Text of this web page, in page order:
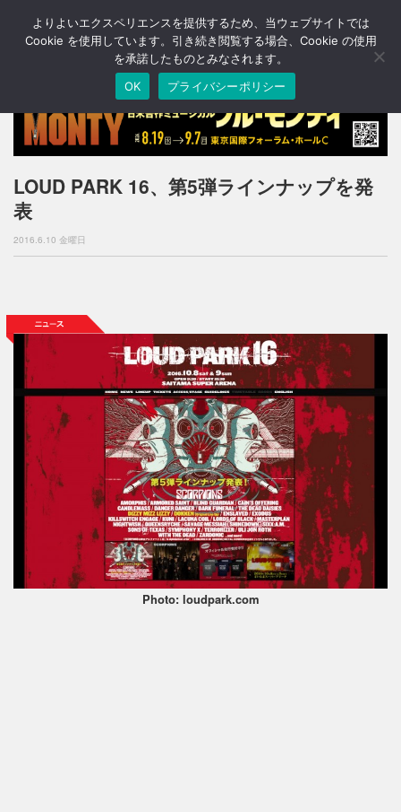
T
o
n
a
v
i
g
o
LOUD PARK 16、第5弾ラインナップを発
表
2016.6.10 金曜日
Photo: loudpark.com
よりよいエクスペリエンスを提供するため、当ウェブサイトでは
Cookie を使用しています。引き続き閲覧する場合、Cookie の使用
を承諾したものとみなされます。
OK
プライバシーポリシー